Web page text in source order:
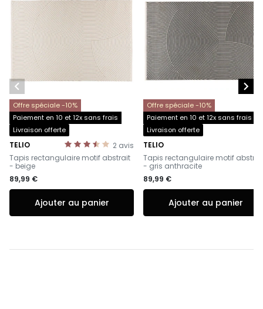
Offre spéciale -10%
Paiement en 10 et 12x sans frais
Livraison offerte
2 avis
TELIO
-
Tapis rectangulaire motif abstrait
- beige
89,99 €
Ajouter au panier
Offre spéciale -10%
Paiement en 10 et 12x sans frais
Livraison offerte
TELIO
-
Tapis rectangulaire motif
- gris anthracite
89,99 €
Ajouter au panier
 